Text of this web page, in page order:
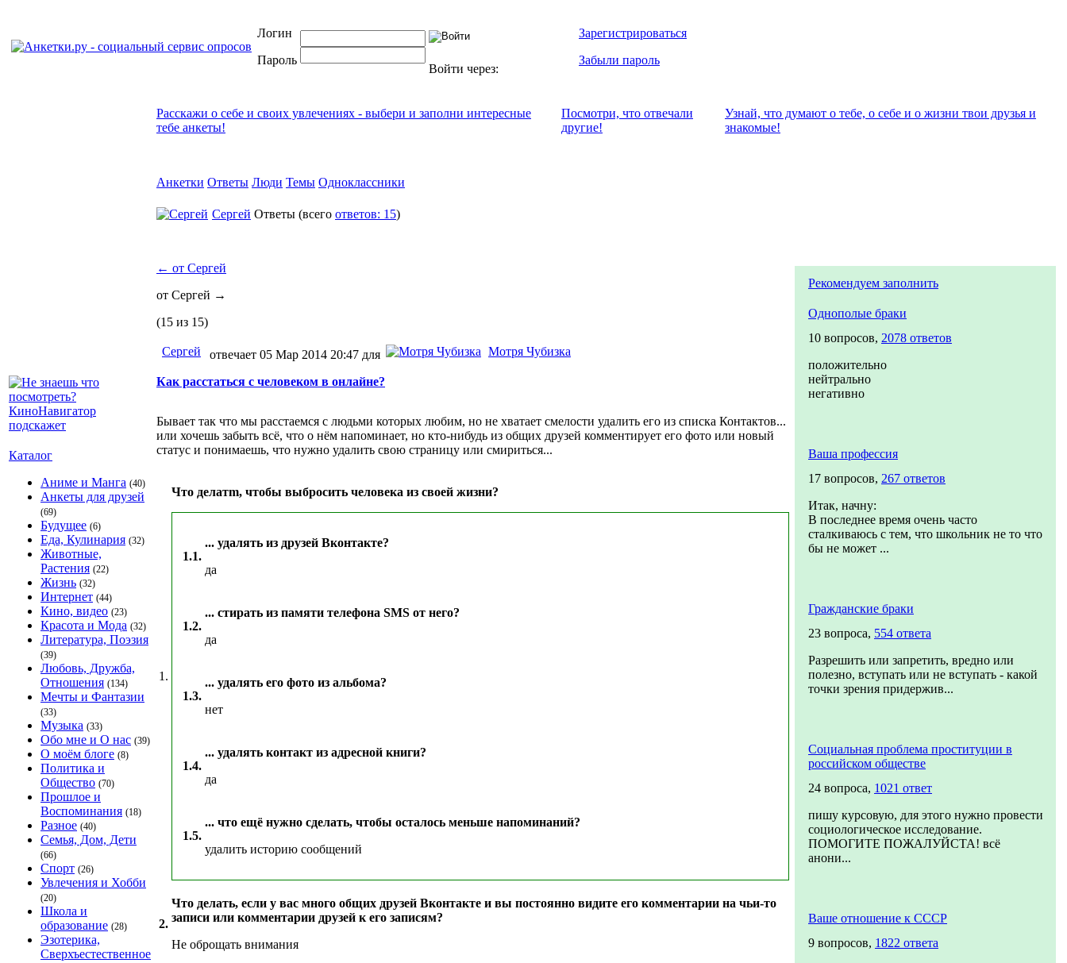
Логин
Пароль
Войти через:
Зарегистрироваться
Забыли пароль
Каталог
Аниме и Манга (40)
Анкеты для друзей
(69)
Будущее (6)
Еда, Кулинария (32)
Животные,
Растения (22)
Жизнь (32)
Интернет (44)
Кино, видео (23)
Красота и Мода (32)
Литература, Поэзия
(39)
Любовь, Дружба,
Отношения (134)
Мечты и Фантазии
(33)
Музыка (33)
Обо мне и О нас (39)
О моём блоге (8)
Политика и
Общество (70)
Прошлое и
Воспоминания (18)
Разное (40)
Семья, Дом, Дети
(66)
Спорт (26)
Увлечения и Хобби
(20)
Школа и
образование (28)
Эзотерика,
Сверхъестественное
Расскажи о себе и своих увлечениях - выбери и заполни интересные
тебе анкеты!
Посмотри, что отвeчали
другие!
Узнай, что думают о тебе, о себе и о жизни твои друзья и
знакомые!
Анкетки Ответы Люди Темы Одноклассники
Сергей Ответы (всего ответов: 15)
← от Сергей
от Сергей →
(15 из 15)
Сергей отвечает 05 Мар 2014 20:47 для Мотря Чубизка
Как расстаться с человеком в онлайне?
Бывает так что мы расстаемся с людьми которых любим, но не хватает смелости удалить его из списка Контактов...
или хочешь забыть всё, что о нём напоминает, но кто-нибудь из общих друзей комментирует его фото или новый
статус и понимаешь, что нужно удалить свою страницу или смириться...
1.
Что делатm, чтобы выбросить человека из своей жизни?
1.1.
... удалять из друзей Вконтакте?
да
1.2.
... стирать из памяти телефона SMS от него?
да
1.3.
... удалять его фото из альбома?
нет
1.4.
... удалять контакт из адресной книги?
да
1.5.
... что ещё нужно сделать, чтобы осталось меньше напоминаний?
удалить историю сообщений
2.
Что делать, если у вас много общих друзей Вконтакте и вы постоянно видите его комментарии на чьи-то
записи или комментарии друзей к его записям?
Не оброщать внимания
Рекомендуем заполнить
Однополые браки
10 вопросов, 2078 ответов
положительно
нейтрально
негативно
Ваша профессия
17 вопросов, 267 ответов
Итак, начну:
В последнее время очень часто
сталкиваюсь с тем, что школьник не то что
бы не может ...
Гражданские браки
23 вопроса, 554 ответа
Разрешить или запретить, вредно или
полезно, вступать или не вступать - какой
точки зрения придержив...
Социальная проблема проституции в
российском обществе
24 вопроса, 1021 ответ
пишу курсовую, для этого нужно провести
социологическое исследование.
ПОМОГИТЕ ПОЖАЛУЙСТА! всё
анони...
Ваше отношение к СССР
9 вопросов, 1822 ответа